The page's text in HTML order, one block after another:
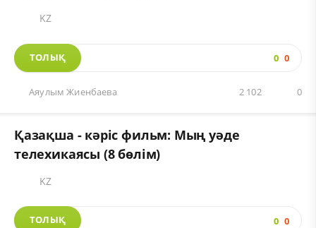
KZ
ТОЛЫҚ 0 0
Аяулым Жиенбаева 0
2 102
Қазақша - кәріс фильм: Мың уәде
телехикаясы (8 бөлім)
KZ
ТОЛЫҚ 0 0